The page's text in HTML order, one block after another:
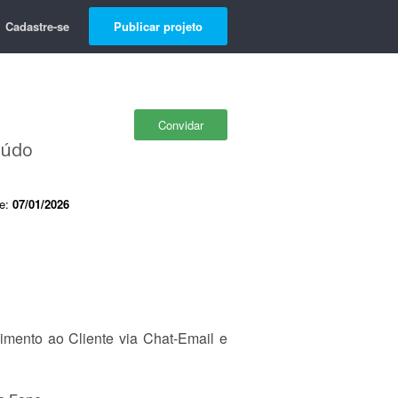
Cadastre-se Publicar projeto
Convidar
07/01/2026
ao Cliente via Chat-Email e